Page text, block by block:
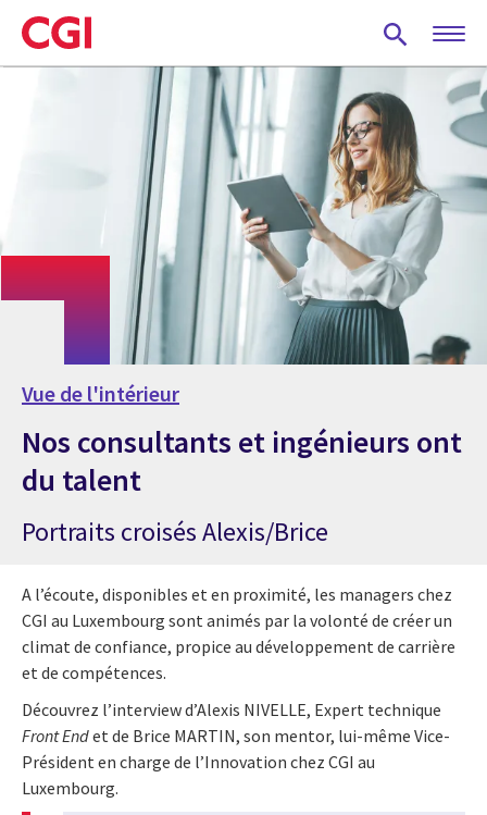
Skip
to
main
Vue de l'intérieur
Nos consultants et ingénieurs ont
du talent
Portraits croisés Alexis/Brice
A l’écoute, disponibles et en proximité, les managers chez
CGI au Luxembourg sont animés par la volonté de créer un
climat de confiance, propice au développement de carrière
et de compétences.
Découvrez l’interview d’Alexis NIVELLE, Expert technique
Front Endet de Brice MARTIN, son mentor, lui-même Vice-
Président en charge de l’Innovation chez CGI au
Luxembourg.